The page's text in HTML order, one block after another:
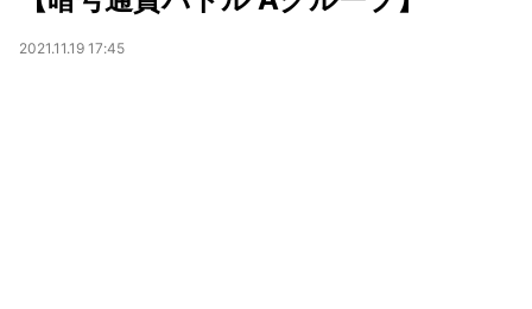
2021.11.19 17:45